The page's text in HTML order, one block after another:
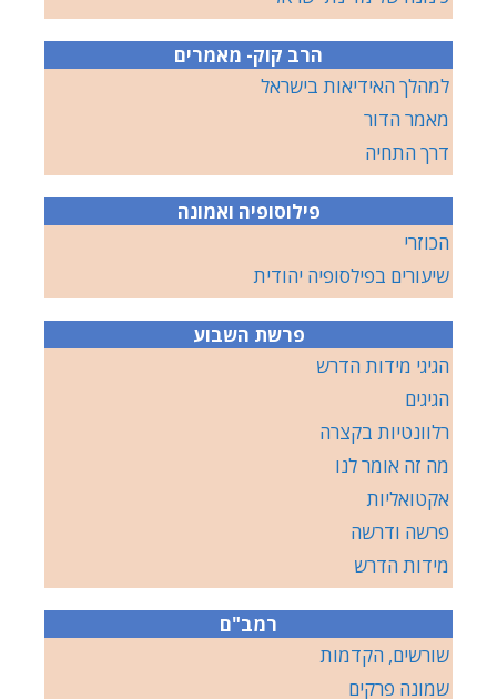
הרב קוק- מאמרים
למהלך האידיאות בישראל
מאמר הדור
דרך התחיה
פילוסופיה ואמונה
הכוזרי
שיעורים בפילסופיה יהודית
פרשת השבוע
הגיגי מידות הדרש
הגיגים
רלוונטיות בקצרה
מה זה אומר לנו
אקטואליות
פרשה ודרשה
מידות הדרש
רמב"ם
שורשים, הקדמות
שמונה פרקים